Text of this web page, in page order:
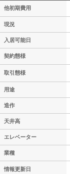
他初期費用
現況
入居可能日
契約態様
取引態様
用途
造作
天井高
エレベーター
業種
情報更新日